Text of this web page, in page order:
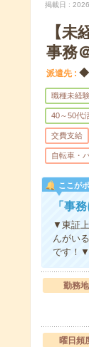
掲載日
【
事務
派遣先
職種未経
40～50代
交費支給
自転車・
ここが
「事
▼東証
んがい
です！▼
勤務地
曜日頻